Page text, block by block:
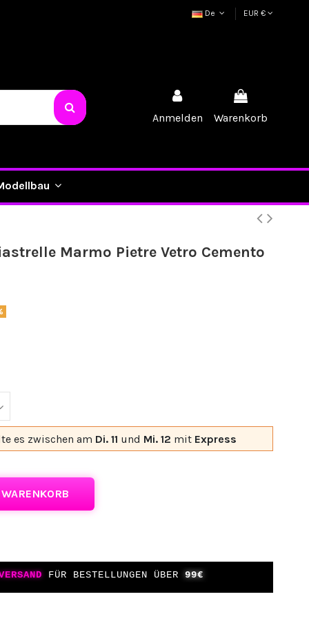
De EUR €
Anmelden Warenkorb
Marmo Pietre Vetro Cemento
es zwischen am Di. 11 und Mi. 12 mit Express
FÜR BESTELLUNGEN ÜBER 99€